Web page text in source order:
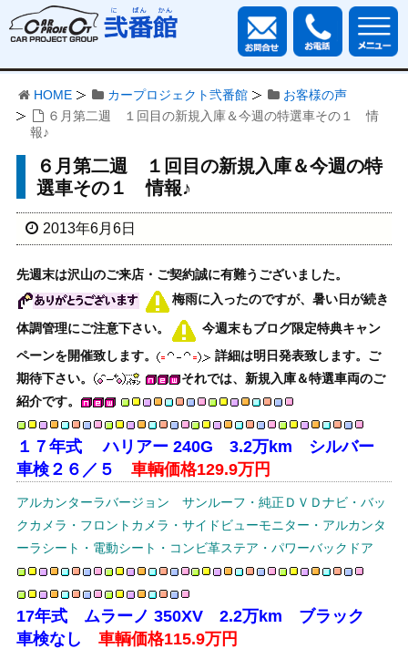
HOME カープロジェクト弐番館
お客様の声
６月第二週 １回目の新規入庫＆今週の特選車その１ 情
報♪
６月第二週 １回目の新規入庫＆今週の特
選車その１ 情報♪
2013年6月6日
先週末は沢山のご来店・ご契約誠に有難うございました。
梅雨に入ったのですが、暑い日が続き
体調管理にご注意下さい。
今週末もブログ限定特典キャン
ペーンを開催致します。
詳細は明日発表致します。ご
期待下さい。
それでは、新規入庫＆特選車両のご
紹介です。
１７年式 ハリアー 240G 3.2万km シルバー
車検２６／５ 車輌価格129.9万円
アルカンターラバージョン サンルーフ・純正ＤＶＤナビ・バッ
クカメラ・フロントカメラ・サイドビューモニター・アルカンタ
ーラシート・電動シート・コンビ革ステア・パワーバックドア
17年式 ムラーノ 350XV 2.2万km ブラック
車検なし 車輌価格115.9万円